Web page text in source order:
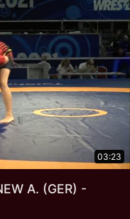
03:23
A. (GER) -